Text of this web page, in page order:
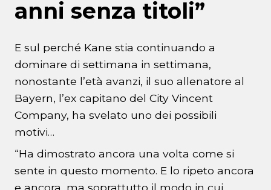
anni senza titoli”
E sul perché Kane stia continuando a
dominare di settimana in settimana,
nonostante l’età avanzi, il suo allenatore al
Bayern, l’ex capitano del City Vincent
Company, ha svelato uno dei possibili
motivi…
“Ha dimostrato ancora una volta come si
sente in questo momento. E lo ripeto ancora
e ancora, ma soprattutto il modo in cui